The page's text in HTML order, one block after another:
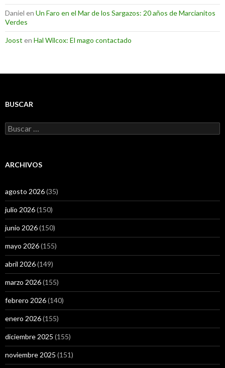
Daniel en Un Faro en el Mar de los Sargazos: 20 años de Marcianitos
Verdes
Joost en Hal Wilcox: El mago contactado
BUSCAR
Buscar:
ARCHIVOS
agosto 2026(35)
julio 2026(150)
junio 2026(150)
mayo 2026(155)
abril 2026(149)
marzo 2026(155)
febrero 2026(140)
enero 2026(155)
diciembre 2025 (155)
noviembre 2025 (151)